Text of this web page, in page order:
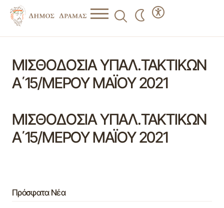
ΜΙΣΘΟΔΟΣΙΑ ΥΠΑΛ.ΤΑΚΤΙΚΩΝ
Α΄15/ΜΕΡΟΥ ΜΑΪΟΥ 2021
ΜΙΣΘΟΔΟΣΙΑ ΥΠΑΛ.ΤΑΚΤΙΚΩΝ
Α΄15/ΜΕΡΟΥ ΜΑΪΟΥ 2021
Πρόσφατα Νέα